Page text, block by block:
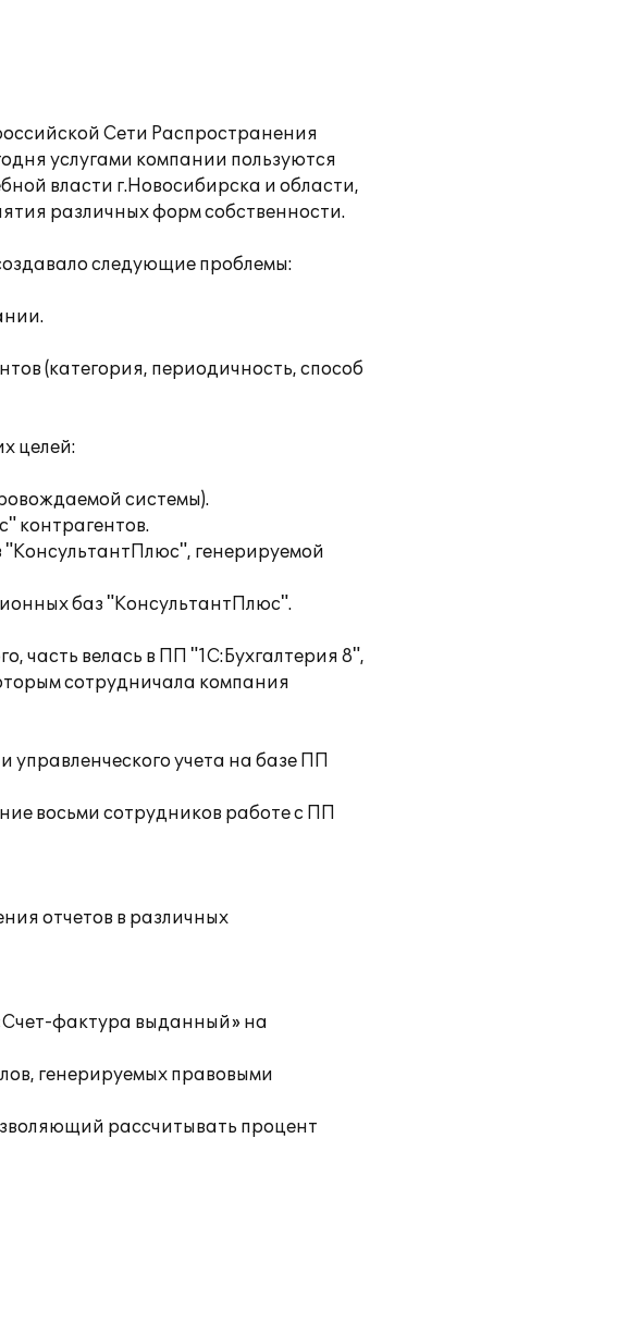
Сети Распространения
услугами компании пользуются
власти г.Новосибирска и области,
различных форм собственности.
следующие проблемы:
(категория, периодичность, способ
целей:
системы).
контрагентов.
генерируемой
баз "КонсультантПлюс".
часть велась в ПП "1С:Бухгалтерия 8",
сотрудничала компания
учета на базе ПП
восьми сотрудников работе с ПП
отчетов в различных
фактура выданный» на
генерируемых правовыми
рассчитывать процент